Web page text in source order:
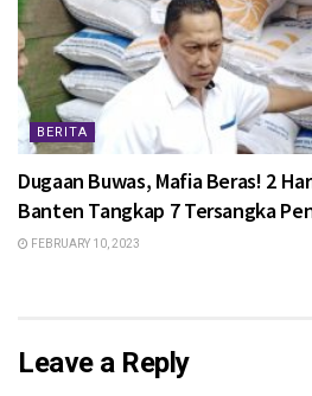
BERITA
Dugaan Buwas, Mafia Beras! 2
Banten Tangkap 7 Tersangka
FEBRUARY 10, 2023
Leave a Reply